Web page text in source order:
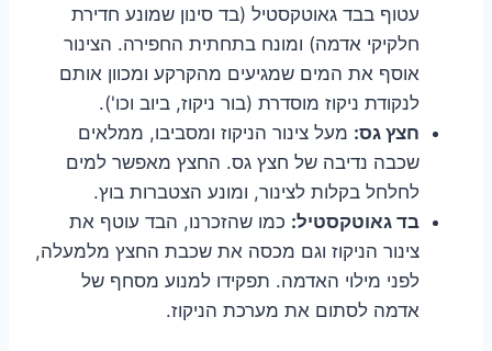
עטוף בבד גאוטקסטיל (בד סינון שמונע חדירת
חלקיקי אדמה) ומונח בתחתית החפירה. הצינור
אוסף את המים שמגיעים מהקרקע ומכוון אותם
לנקודת ניקוז מוסדרת (בור ניקוז, ביוב וכו').
חצץ גס: מעל צינור הניקוז ומסביבו, ממלאים
שכבה נדיבה של חצץ גס. החצץ מאפשר למים
לחלחל בקלות לצינור, ומונע הצטברות בוץ.
בד גאוטקסטיל: כמו שהזכרנו, הבד עוטף את
צינור הניקוז וגם מכסה את שכבת החצץ מלמעלה,
לפני מילוי האדמה. תפקידו למנוע מסחף של
אדמה לסתום את מערכת הניקוז.